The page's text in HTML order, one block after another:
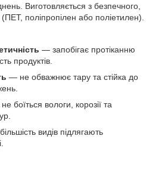
Виготовляється з безпечного,
(ПЕТ, поліпропілен або поліетилен).
— запобігає протіканню
продуктів.
— не обважнює тару та стійка до
боїться вологи, корозії та
видів підлягають